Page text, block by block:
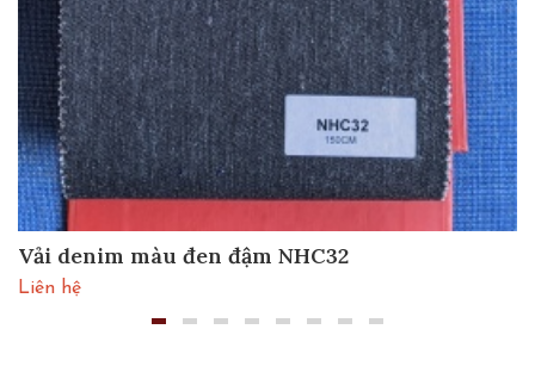
Vải denim màu đen đậm NHC32
Liên hệ